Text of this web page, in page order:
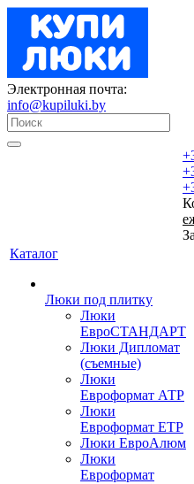
Электронная почта:
info@kupiluki.by
Каталог
Люки под плитку
Люки
ЕвроСТАНДАРТ
Люки Дипломат
(съемные)
Люки
Евроформат АТР
Люки
Евроформат ЕТР
Люки ЕвроАлюм
Люки
Евроформат